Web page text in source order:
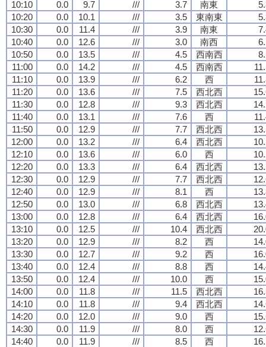
10:10
0.0 9.7 /// 3.7 南東
10:20
0.0 10.1 /// 3.5 東南東
10:30
0.0 11.4 /// 3.9 南東
10:40
0.0 12.6 /// 3.0 南西
10:50
0.0 13.5 /// 4.5 西南西
11:00
0.0 14.2 /// 4.5 西南西
11:10
0.0 13.9 /// 6.2 西
11:20
0.0 13.6 /// 7.5 西北西
11:30
0.0 12.8 /// 9.3 西北西
11:40
0.0 13.1 /// 7.6 西
11:50
0.0 12.9 /// 7.7 西北西
12:00
0.0 13.2 /// 6.4 西北西
12:10
0.0 13.6 /// 6.0 西
12:20
0.0 13.3 /// 6.4 西北西
12:30
0.0 12.9 /// 7.7 西北西
12:40
0.0 12.9 /// 8.1 西
12:50
0.0 13.0 /// 6.8 西北西
13:00
0.0 12.8 /// 6.4 西北西
13:10
0.0 12.5 /// 10.4 西北西
13:20
0.0 12.9 /// 8.2 西
13:30
0.0 12.7 /// 9.2 西
13:40
0.0 12.4 /// 8.8 西
13:50
0.0 12.4 /// 10.0 西
14:00
0.0 11.8 /// 11.5 西北西
14:10
0.0 11.8 /// 9.4 西北西
14:20
0.0 12.0 /// 9.0 西
14:30
0.0 11.9 /// 8.0 西
14:40
0.0 11.9 /// 8.5 西